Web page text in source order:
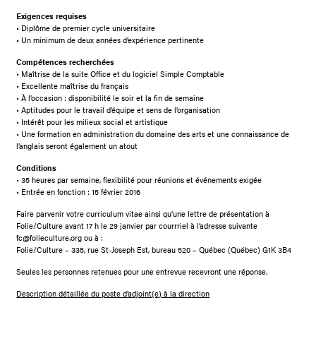
Exigences requises
• Diplôme de premier cycle universitaire
• Un minimum de deux années d’expérience pertinente
Compétences recherchées
• Maîtrise de la suite Office et du logiciel Simple Comptable
• Excellente maîtrise du français
• À l’occasion : disponibilité le soir et la fin de semaine
• Aptitudes pour le travail d’équipe et sens de l’organisation
• Intérêt pour les milieux social et artistique
• Une formation en administration du domaine des arts et une connaissance de
l’anglais seront également un atout
Conditions
• 35 heures par semaine, flexibilité pour réunions et événements exigée
• Entrée en fonction : 15 février 2016
Faire parvenir votre curriculum vitae ainsi qu’une lettre de présentation à
Folie/Culture avant 17 h le 29 janvier par courrriel à l’adresse suivante
fc@folieculture.org ou à :
Folie/Culture – 335, rue St-Joseph Est, bureau 520 – Québec (Québec) G1K 3B4
Seules les personnes retenues pour une entrevue recevront une réponse.
Description détaillée du poste d’adjoint(e) à la direction